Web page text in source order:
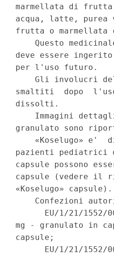
marmellata di
acqua, latte, purea
frutta o marmellata
Questo
deve essere
per l'uso futuro.
Gli involucri
smaltiti  dopo
dissolti.
Immagini
granulato sono
«Koselugo» e'
pazienti
capsule possono
capsule (vedere il
«Koselugo» capsule).
Confezioni
EU/1/21/1552/
mg - granulato in
capsule;
EU/1/21/1552/